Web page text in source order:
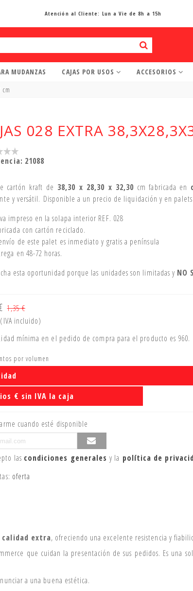
Atención al Cliente: Lun a Vie de 8h a 15h
MUDANZAS CAJAS POR USOS ACCESORIOS
cm
028 EXTRA
21088
cartón kraft de 38,30 x 28,30 x 32,30 cm fabricada en
y versátil. Disponible a un precio de liquidación y en
impreso en la solapa interior REF. 028
con cartón reciclado.
de este palet es inmediato y gratis a península
en 48-72 horas.
esta oportunidad porque las unidades son limitadas y NO
1,35 €
(IVA incluido)
mínima en el pedido de compra para el producto es 960.
por volumen
€ sin IVA la caja
cuando esté disponible
las condiciones generalesy la política de
oferta
calidad extra, ofreciendo una excelente resistencia y
que cuidan la presentación de sus pedidos. Es una
a una buena estética.